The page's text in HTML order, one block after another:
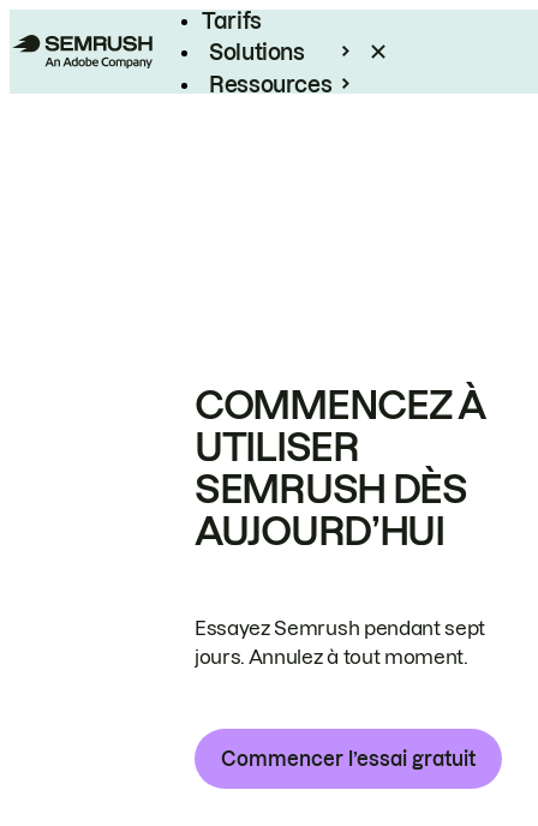
Tarifs
Solutions
Ressources
COMMENCEZ À
UTILISER
SEMRUSH DÈS
AUJOURD’HUI
Essayez Semrush pendant sept
jours. Annulez à tout moment.
Commencer l’essai gratuit